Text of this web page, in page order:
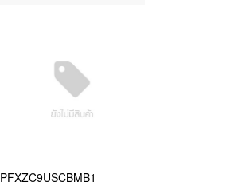
PFXZC9USCBMB1